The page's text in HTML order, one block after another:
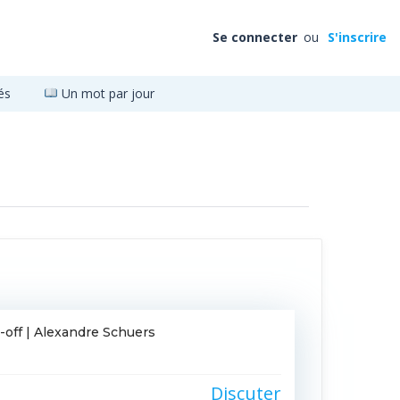
Se connecter ou S'inscrire
Un mot par jour
off | Alexandre Schuers
Discuter